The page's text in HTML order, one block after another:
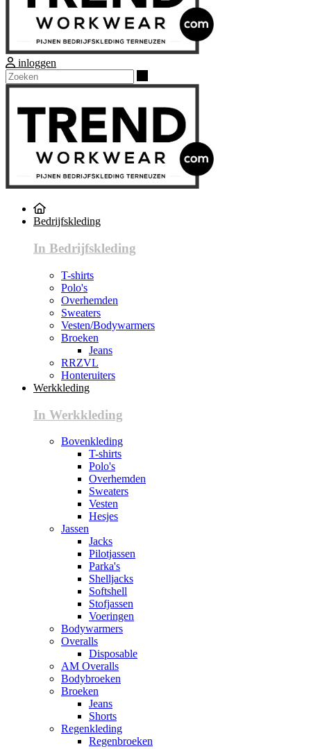
inloggen
Bedrijfskleding
In Bedrijfskleding
T-shirts
Polo's
Overhemden
Sweaters
Vesten/Bodywarmers
Broeken
Jeans
RRZVL
Honteruiters
Werkkleding
In Werkkleding
Bovenkleding
T-shirts
Polo's
Overhemden
Sweaters
Vesten
Hesjes
Jassen
Jacks
Pilotjassen
Parka's
Shelljacks
Softshell
Stofjassen
Voeringen
Bodywarmers
Overalls
Disposable
AM Overalls
Bodybroeken
Broeken
Jeans
Shorts
Regenkleding
Regenbroeken